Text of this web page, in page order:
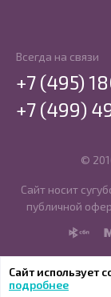
Всегда на связи
+7 (495)
+7 (499)
©
Сайт носит
публичной
SBP
Сайт использует
подробнее